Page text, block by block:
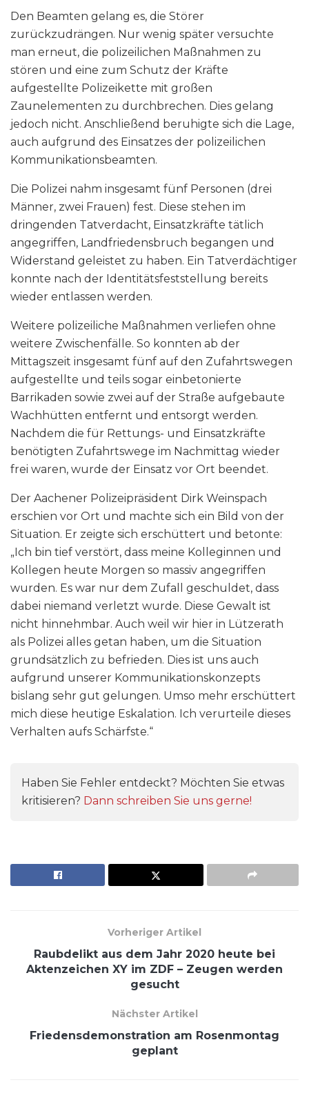
Den Beamten gelang es, die Störer
zurückzudrängen. Nur wenig später versuchte
man erneut, die polizeilichen Maßnahmen zu
stören und eine zum Schutz der Kräfte
aufgestellte Polizeikette mit großen
Zaunelementen zu durchbrechen. Dies gelang
jedoch nicht. Anschließend beruhigte sich die Lage,
auch aufgrund des Einsatzes der polizeilichen
Kommunikationsbeamten.
Die Polizei nahm insgesamt fünf Personen (drei
Männer, zwei Frauen) fest. Diese stehen im
dringenden Tatverdacht, Einsatzkräfte tätlich
angegriffen, Landfriedensbruch begangen und
Widerstand geleistet zu haben. Ein Tatverdächtiger
konnte nach der Identitätsfeststellung bereits
wieder entlassen werden.
Weitere polizeiliche Maßnahmen verliefen ohne
weitere Zwischenfälle. So konnten ab der
Mittagszeit insgesamt fünf auf den Zufahrtswegen
aufgestellte und teils sogar einbetonierte
Barrikaden sowie zwei auf der Straße aufgebaute
Wachhütten entfernt und entsorgt werden.
Nachdem die für Rettungs- und Einsatzkräfte
benötigten Zufahrtswege im Nachmittag wieder
frei waren, wurde der Einsatz vor Ort beendet.
Der Aachener Polizeipräsident Dirk Weinspach
erschien vor Ort und machte sich ein Bild von der
Situation. Er zeigte sich erschüttert und betonte:
„Ich bin tief verstört, dass meine Kolleginnen und
Kollegen heute Morgen so massiv angegriffen
wurden. Es war nur dem Zufall geschuldet, dass
dabei niemand verletzt wurde. Diese Gewalt ist
nicht hinnehmbar. Auch weil wir hier in Lützerath
als Polizei alles getan haben, um die Situation
grundsätzlich zu befrieden. Dies ist uns auch
aufgrund unserer Kommunikationskonzepts
bislang sehr gut gelungen. Umso mehr erschüttert
mich diese heutige Eskalation. Ich verurteile dieses
Verhalten aufs Schärfste.“
Haben Sie Fehler entdeckt? Möchten Sie etwas
kritisieren? Dann schreiben Sie uns gerne!
Vorheriger Artikel
Raubdelikt aus dem Jahr 2020 heute bei
Aktenzeichen XY im ZDF – Zeugen werden
gesucht
Nächster Artikel
Friedensdemonstration am Rosenmontag
geplant